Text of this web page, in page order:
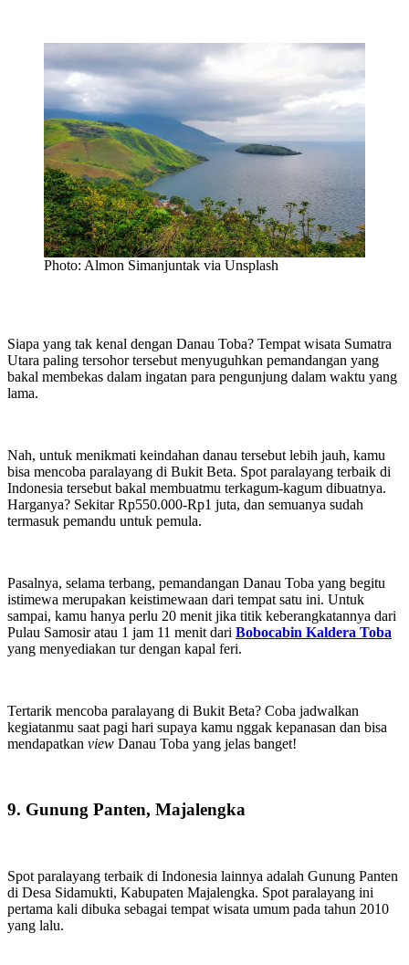
Photo: Almon Simanjuntak via Unsplash
Siapa yang tak kenal dengan Danau Toba? Tempat wisata Sumatra
Utara paling tersohor tersebut menyuguhkan pemandangan yang
bakal membekas dalam ingatan para pengunjung dalam waktu yang
lama.
Nah, untuk menikmati keindahan danau tersebut lebih jauh, kamu
bisa mencoba paralayang di Bukit Beta. Spot paralayang terbaik di
Indonesia tersebut bakal membuatmu terkagum-kagum dibuatnya.
Harganya? Sekitar Rp550.000-Rp1 juta, dan semuanya sudah
termasuk pemandu untuk pemula.
Pasalnya, selama terbang, pemandangan Danau Toba yang begitu
istimewa merupakan keistimewaan dari tempat satu ini. Untuk
sampai, kamu hanya perlu 20 menit jika titik keberangkatannya dari
Pulau Samosir atau 1 jam 11 menit dari Bobocabin Kaldera Toba
yang menyediakan tur dengan kapal feri.
Tertarik mencoba paralayang di Bukit Beta? Coba jadwalkan
kegiatanmu saat pagi hari supaya kamu nggak kepanasan dan bisa
mendapatkan view Danau Toba yang jelas banget!
9. Gunung Panten, Majalengka
Spot paralayang terbaik di Indonesia lainnya adalah Gunung Panten
di Desa Sidamukti, Kabupaten Majalengka. Spot paralayang ini
pertama kali dibuka sebagai tempat wisata umum pada tahun 2010
yang lalu.